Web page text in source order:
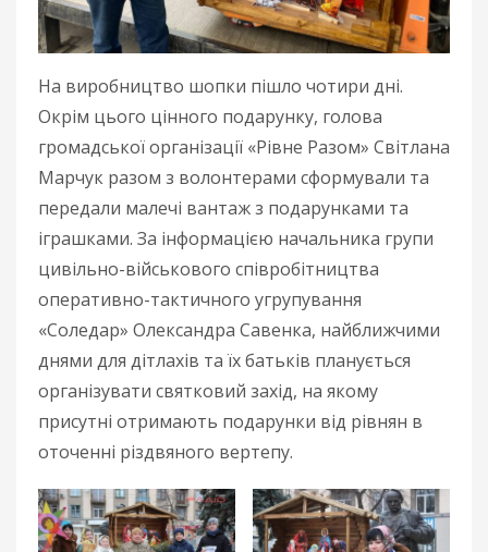
На виробництво шопки пішло чотири дні.
Окрім цього цінного подарунку, голова
громадської організації «Рівне Разом» Світлана
Марчук разом з волонтерами сформували та
передали малечі вантаж з подарунками та
іграшками. За інформацією начальника групи
цивільно-військового співробітництва
оперативно-тактичного угрупування
«Соледар» Олександра Савенка, найближчими
днями для дітлахів та їх батьків планується
організувати святковий захід, на якому
присутні отримають подарунки від рівнян в
оточенні різдвяного вертепу.